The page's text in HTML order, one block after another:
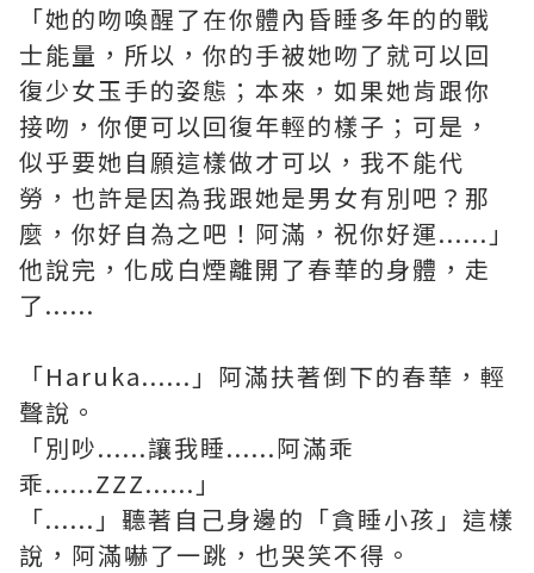
「她的吻喚醒了在你體內昏睡多年的的戰
士能量，所以，你的手被她吻了就可以回
復少女玉手的姿態；本來，如果她肯跟你
接吻，你便可以回復年輕的樣子；可是，
似乎要她自願這樣做才可以，我不能代
勞，也許是因為我跟她是男女有別吧？那
麼，你好自為之吧！阿滿，祝你好運......」
他說完，化成白煙離開了春華的身體，走
了......
「Haruka......」阿滿扶著倒下的春華，輕
聲說。
「別吵......讓我睡......阿滿乖
乖......ZZZ......」
「......」聽著自己身邊的「貪睡小孩」這樣
說，阿滿嚇了一跳，也哭笑不得。